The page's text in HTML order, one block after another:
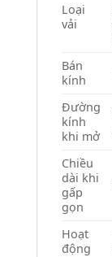
Loại
vải
Bán
kính
Đường
kính
khi mở
Chiều
dài khi
gấp
gọn
Hoạt
động